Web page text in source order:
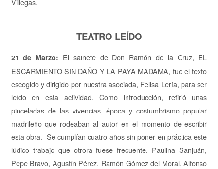
Villegas.
TEATRO LEÍDO
21 de Marzo: El sainete de Don Ramón de la Cruz, EL
ESCARMIENTO SIN DAÑO Y LA PAYA MADAMA, fue el texto
escogido y dirigido por nuestra asociada, Felisa Lería, para ser
leído en esta actividad. Como introducción, refirió unas
pinceladas de las vivencias, época y costumbrismo popular
madrileño que rodeaban al autor en el momento de escribir
esta obra. Se cumplían cuatro años sin poner en práctica este
lúdico trabajo que otrora fuese frecuente. Paulina Sanjuán,
Pepe Bravo, Agustín Pérez, Ramón Gómez del Moral, Alfonso